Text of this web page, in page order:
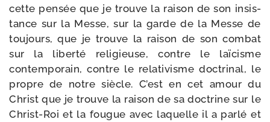
cette pen­sée que je trouve la rai­son de son insis­
tance sur la Messe, sur la garde de la Messe de
tou­jours, que je trouve la rai­son de son com­bat
sur la liber­té reli­gieuse, contre le laï­cisme
contem­po­rain, contre le rela­ti­visme doc­tri­nal, le
propre de notre siècle. C’est en cet amour du
Christ que je trouve la rai­son de sa doc­trine sur le
Christ-​Roi et la fougue avec laquelle il a par­lé et